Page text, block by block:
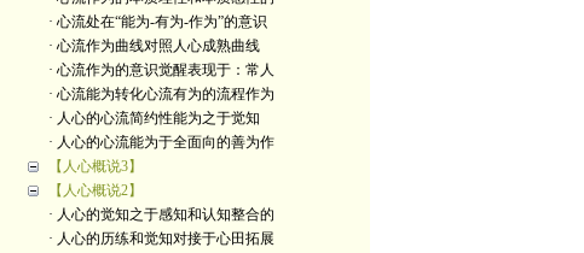
· 心流处在“能为-有为-作为”的意识
· 心流作为曲线对照人心成熟曲线
· 心流作为的意识觉醒表现于：常人
· 心流能为转化心流有为的流程作为
· 人心的心流简约性能为之于觉知
· 人心的心流能为于全面向的善为作
【人心概说3】
【人心概说2】
· 人心的觉知之于感知和认知整合的
· 人心的历练和觉知对接于心田拓展